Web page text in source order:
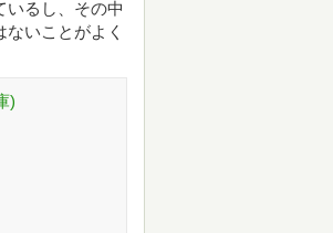
いるし、その中
いことがよく
)